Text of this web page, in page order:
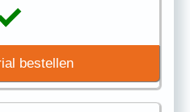
bestellen